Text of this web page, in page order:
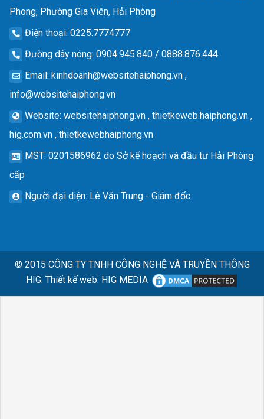
Phong, Phường Gia Viên, Hải Phòng
Điện thoại: 0225.7774777
Đường dây nóng: 0904.945.840 / 0888.876.444
Email: kinhdoanh@websitehaiphong.vn ,
info@websitehaiphong.vn
Website: websitehaiphong.vn , thietkeweb.haiphong.vn ,
hig.com.vn , thietkewebhaiphong.vn
MST: 0201586962 do Sở kế hoạch và đầu tư Hải Phòng
cấp
Người đại diện: Lê Văn Trung - Giám đốc
© 2015 CÔNG TY TNHH CÔNG NGHỆ VÀ TRUYỀN THÔNG
HIG. Thiết kế web: HIG MEDIA